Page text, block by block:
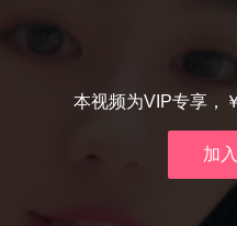
本视频为VIP专享，
加